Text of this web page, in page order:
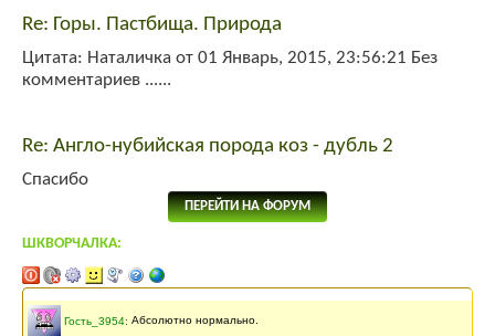
Re: Горы. Пастбища. Природа
Цитата: Наталичка от 01 Январь, 2015, 23:56:21 Без
комментариев ......
Re: Англо-нубийская порода коз - дубль 2
Спасибо
ПЕРЕЙТИ НА ФОРУМ
ШКВОРЧАЛКА:
Гость_3954: Абсолютно нормально.